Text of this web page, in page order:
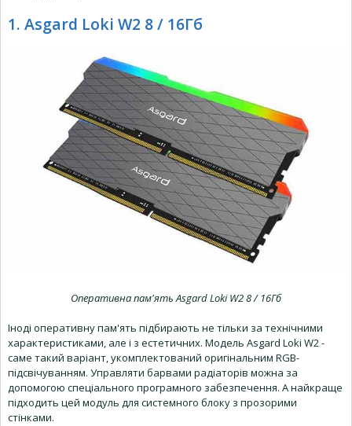
1. Asgard Loki W2 8 / 16Гб
Оперативна пам'ять Asgard Loki W2 8 / 16Гб
Іноді оперативну пам'ять підбирають не тільки за технічними
характеристиками, але і з естетичних. Модель Asgard Loki W2 -
саме такий варіант, укомплектований оригінальним RGB-
підсвічуванням. Управляти барвами радіаторів можна за
допомогою спеціального програмного забезпечення. А найкраще
підходить цей модуль для системного блоку з прозорими
стінками.